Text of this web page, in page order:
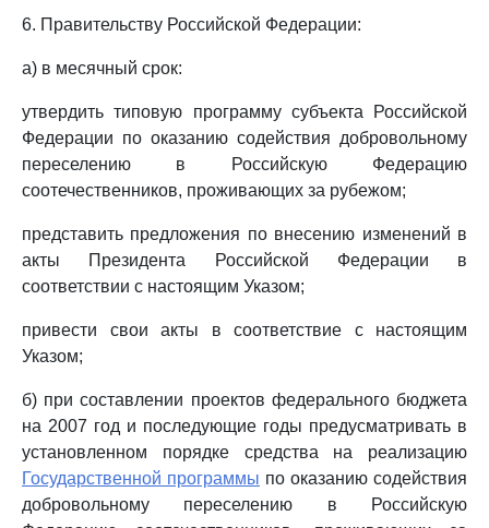
6. Правительству Российской Федерации:
а) в месячный срок:
утвердить типовую программу субъекта Российской
Федерации по оказанию содействия добровольному
переселению в Российскую Федерацию
соотечественников, проживающих за рубежом;
представить предложения по внесению изменений в
акты Президента Российской Федерации в
соответствии с настоящим Указом;
привести свои акты в соответствие с настоящим
Указом;
б) при составлении проектов федерального бюджета
на 2007 год и последующие годы предусматривать в
установленном порядке средства на реализацию
Государственной программы по оказанию содействия
добровольному переселению в Российскую